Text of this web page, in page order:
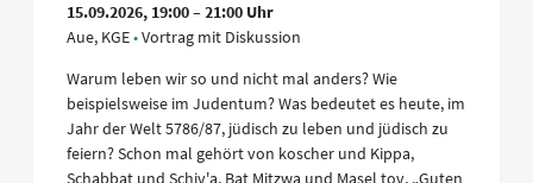
15.09.2026, 19:00 – 21:00 Uhr
Aue, KGE Vortrag mit Diskussion
Warum leben wir so und nicht mal anders? Wie
beispielsweise im Judentum? Was bedeutet es heute, im
Jahr der Welt 5786/87, jüdisch zu leben und jüdisch zu
feiern? Schon mal gehört von koscher und Kippa,
Schabbat und Schiv'a, Bat Mitzwa und Masel tov, „Guten